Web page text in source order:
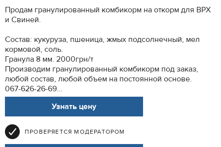
Продам гранулированный комбикорм на откорм для ВРХ
и Свиней.
Состав: кукуруза, пшеница, жмых подсолнечный, мел
кормовой, соль.
Гранула 8 мм. 2000грн/т
Производим гранулированный комбикорм под заказ,
любой состав, любой объем на постоянной основе.
067-626-26-69...
Узнать цену
ПРОВЕРЯЕТСЯ МОДЕРАТОРОМ